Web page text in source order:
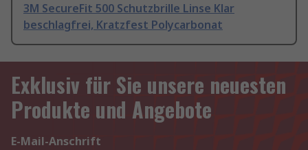
3M SecureFit 500 Schutzbrille Linse Klar
beschlagfrei, Kratzfest Polycarbonat
Exklusiv für Sie unsere neuesten
Produkte und Angebote
E-Mail-Anschrift